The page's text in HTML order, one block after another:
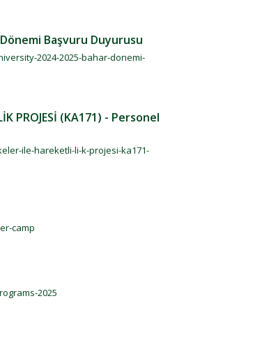
Başvuru Duyurusu
2024-2025-bahar-donemi-
PROJESİ (KA171) - Personel
ile-hareketli-li-k-projesi-ka171-
camp
2025